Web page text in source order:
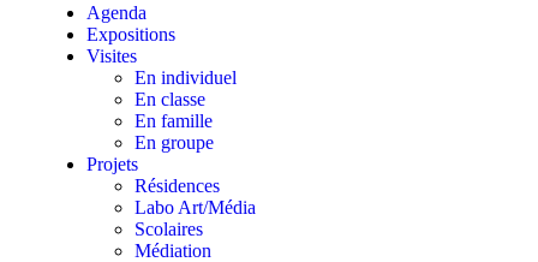
Agenda
Expositions
Visites
En individuel
En classe
En famille
En groupe
Projets
Résidences
Labo Art/Média
Scolaires
Médiation